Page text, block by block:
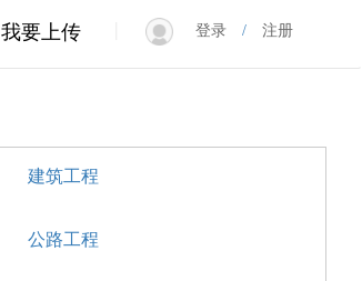
登录 / 注册
我要上传
建筑工程
公路工程